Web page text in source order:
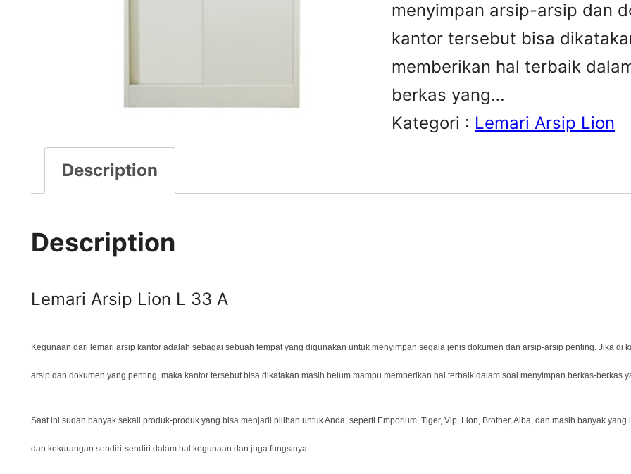
menyimpan arsip-arsip dan
kantor tersebut bisa
memberikan hal terbaik
berkas yang…
Kategori : Lemari Arsip Lion
Description
Description
Lemari Arsip Lion L 33 A
Kegunaan dari lemari arsip kantor adalah sebagai sebuah tempat yang digunakan untuk menyimpan segala jenis dokumen dan arsip-arsip penting. Jika di
arsip dan dokumen yang penting, maka kantor tersebut bisa dikatakan masih belum mampu memberikan hal terbaik dalam soal menyimpan berkas-berkas
Saat ini sudah banyak sekali produk-produk yang bisa menjadi pilihan untuk Anda, seperti Emporium, Tiger, Vip, Lion, Brother, Alba, dan masih banyak
dan kekurangan sendiri-sendiri dalam hal kegunaan dan juga fungsinya.